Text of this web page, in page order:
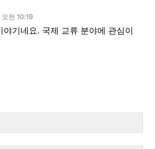
전 10:19
야기네요. 국제 교류 분야에 관심이
름
:*